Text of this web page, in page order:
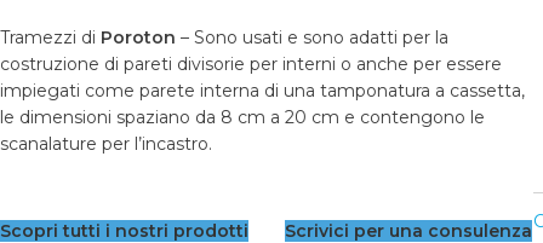
Tramezzi di Poroton – Sono usati e sono adatti per la
costruzione di pareti divisorie per interni o anche per essere
impiegati come parete interna di una tamponatura a cassetta,
le dimensioni spaziano da 8 cm a 20 cm e contengono le
scanalature per l’incastro.
Scopri tutti i nostri prodotti Scrivici per una consulenza